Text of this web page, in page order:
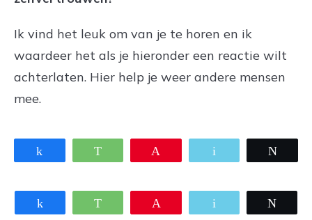
Ik vind het leuk om van je te horen en ik
waardeer het als je hieronder een reactie wilt
achterlaten. Hier help je weer andere mensen
mee.
WhatsApp
WhatsApp